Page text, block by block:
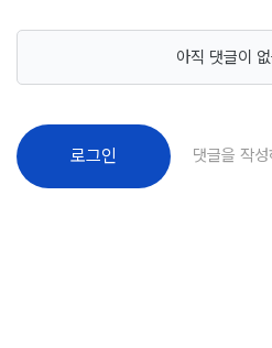
아직 댓글이
로그인 댓글을 작